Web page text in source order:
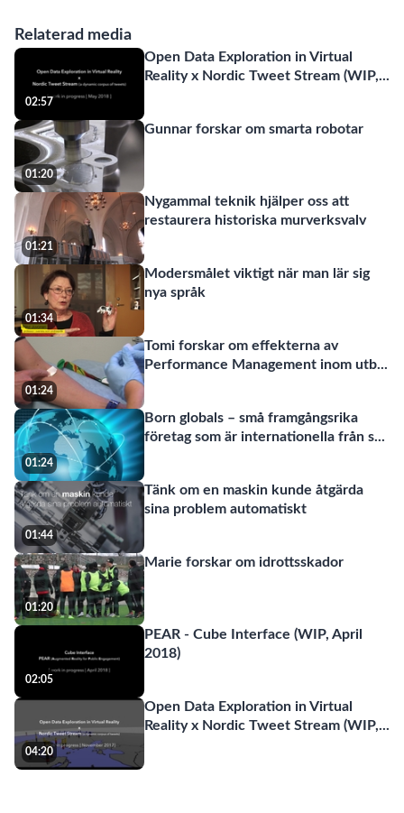
Relaterad media
02:57
Open Data Exploration in Virtual
Reality x Nordic Tweet Stream (WIP,...
01:20
Gunnar forskar om smarta robotar
01:21
Nygammal teknik hjälper oss att
restaurera historiska murverksvalv
01:34
Modersmålet viktigt när man lär sig
nya språk
01:24
Tomi forskar om effekterna av
Performance Management inom utb...
01:24
Born globals – små framgångsrika
företag som är internationella från s...
01:44
Tänk om en maskin kunde åtgärda
sina problem automatiskt
01:20
Marie forskar om idrottsskador
02:05
PEAR - Cube Interface (WIP, April
2018)
04:20
Open Data Exploration in Virtual
Reality x Nordic Tweet Stream (WIP,...